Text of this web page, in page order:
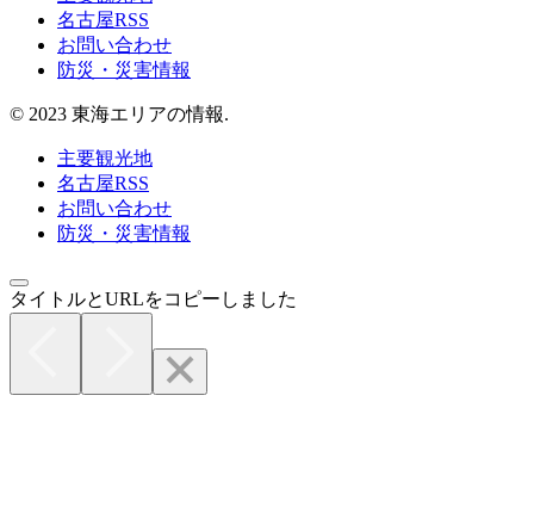
名古屋RSS
お問い合わせ
防災・災害情報
© 2023 東海エリアの情報.
主要観光地
名古屋RSS
お問い合わせ
防災・災害情報
タイトルとURLをコピーしました